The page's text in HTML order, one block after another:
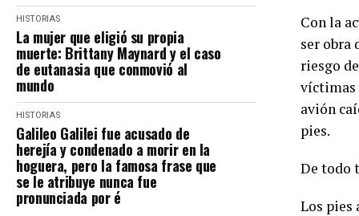
HISTORIAS
La mujer que eligió su propia
muerte: Brittany Maynard y el caso
de eutanasia que conmovió al
mundo
HISTORIAS
Galileo Galilei fue acusado de
herejía y condenado a morir en la
hoguera, pero la famosa frase que
se le atribuye nunca fue
pronunciada por é
Con la
ser obra
riesgo
víctimas
avión
pies.
De todo
Los pies